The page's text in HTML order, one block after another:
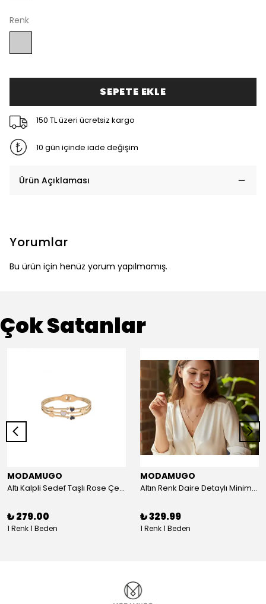
Renk
SEPETE EKLE
150 TL üzeri ücretsiz kargo
10 gün içinde iade değişim
Ürün Açıklaması
Yorumlar
Bu ürün için henüz yorum yapılmamış.
Çok Satanlar
MODAMUGO
Altı Kalpli Sedef Taşlı Rose Çelik Kelepçe Bileklik
₺ 279.00
1 Renk 1 Beden
MODAMUGO
Altın Renk Daire Detaylı Minimal Y Çelik Kolye
₺ 329.99
1 Renk 1 Beden